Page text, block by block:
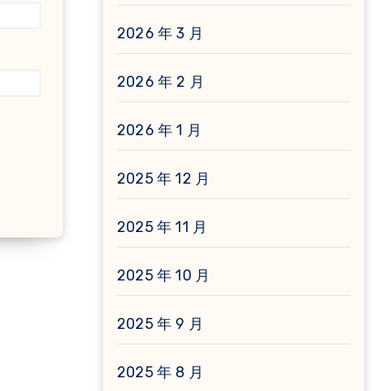
2026 年 3 月
2026 年 2 月
2026 年 1 月
2025 年 12 月
2025 年 11 月
2025 年 10 月
2025 年 9 月
2025 年 8 月